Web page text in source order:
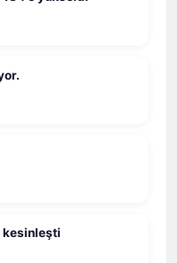
kesinleşti